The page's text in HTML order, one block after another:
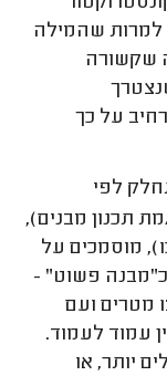
למרות שהמילה
שקשורה
על כך
לפי
תכנון מבנים),
מוסמכים על
כ"מבנה פשוט" -
מבנה של עד 4 קומות, בגובה של עד 12 מטרים ועם
עד 6 מטרים בין עמוד לעמוד.
יותר, או